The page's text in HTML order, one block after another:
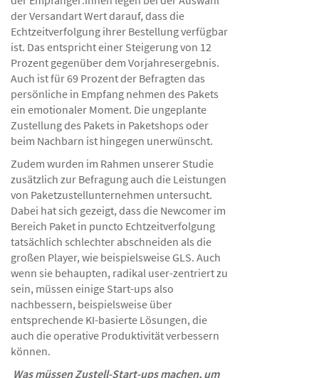
der Versandart Wert darauf, dass die
Echtzeitverfolgung ihrer Bestellung verfügbar
ist. Das entspricht einer Steigerung von 12
Prozent gegenüber dem Vorjahresergebnis.
Auch ist für 69 Prozent der Befragten das
persönliche in Empfang nehmen des Pakets
ein emotionaler Moment. Die ungeplante
Zustellung des Pakets in Paketshops oder
beim Nachbarn ist hingegen unerwünscht.
Zudem wurden im Rahmen unserer Studie
zusätzlich zur Befragung auch die Leistungen
von Paketzustellunternehmen untersucht.
Dabei hat sich gezeigt, dass die Newcomer im
Bereich Paket in puncto Echtzeitverfolgung
tatsächlich schlechter abschneiden als die
großen Player, wie beispielsweise GLS. Auch
wenn sie behaupten, radikal user-zentriert zu
sein, müssen einige Start-ups also
nachbessern, beispielsweise über
entsprechende KI-basierte Lösungen, die
auch die operative Produktivität verbessern
können.
Was müssen Zustell-Start-ups machen, um